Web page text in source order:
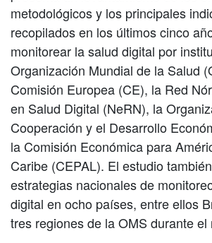
metodológicos y los principales
recopilados en los últimos cinco
monitorear la salud digital por
Organización Mundial de la Salud
Comisión Europea (CE), la Red
en Salud Digital (NeRN), la
Cooperación y el Desarrollo
la Comisión Económica para
Caribe (CEPAL). El estudio
estrategias nacionales de
digital en ocho países, entre ellos
tres regiones de la OMS durante